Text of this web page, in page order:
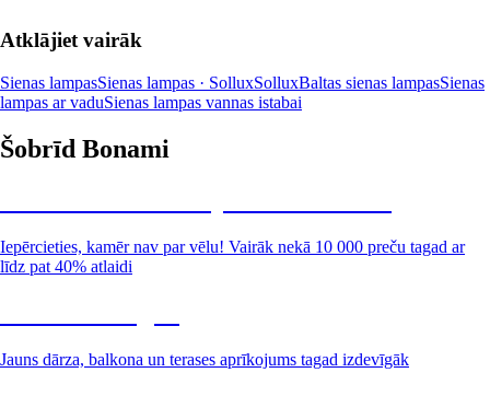
Atklājiet vairāk
Sienas lampasSienas lampas · SolluxSolluxBaltas sienas lampasSienas
lampas ar vaduSienas lampas vannas istabai
Šobrīd Bonami
Iepērcieties, kamēr nav par vēlu! Vairāk nekā 10 000 preču tagad ar
līdz pat 40% atlaidi
Jauns dārza, balkona un terases aprīkojums tagad izdevīgāk